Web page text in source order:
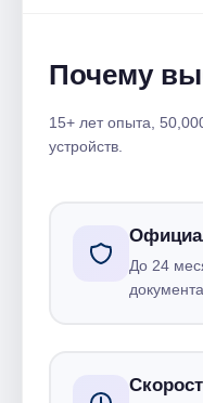
Почему
15+ лет опыта,
устройств.
До 24